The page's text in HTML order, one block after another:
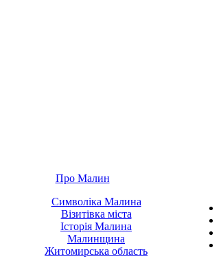
Про Малин
Символіка Малина
Візитівка міста
Історія Малина
Малинщина
Житомирська область